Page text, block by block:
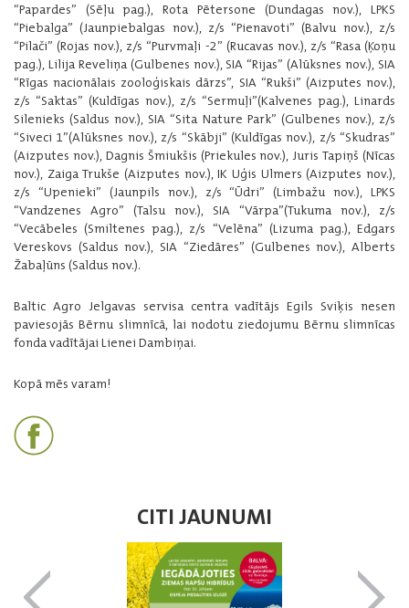
“Papardes” (Sēļu pag.), Rota Pētersone (Dundagas nov.), LPKS
“Piebalga” (Jaunpiebalgas nov.), z/s “Pienavoti” (Balvu nov.), z/s
“Pilači” (Rojas nov.), z/s “Purvmaļi -2” (Rucavas nov.), z/s “Rasa (Ķoņu
pag.), Lilija Reveliņa (Gulbenes nov.), SIA “Rijas” (Alūksnes nov.), SIA
“Rīgas nacionālais zooloģiskais dārzs”, SIA “Rukši” (Aizputes nov.),
z/s “Saktas” (Kuldīgas nov.), z/s “Sermuļi”(Kalvenes pag.), Linards
Silenieks (Saldus nov.), SIA “Sita Nature Park” (Gulbenes nov.), z/s
“Siveci 1”(Alūksnes nov.), z/s “Skābji” (Kuldīgas nov.), z/s “Skudras”
(Aizputes nov.), Dagnis Šmiukšis (Priekules nov.), Juris Tapiņš (Nīcas
nov.), Zaiga Trukše (Aizputes nov.), IK Uģis Ulmers (Aizputes nov.),
z/s “Upenieki” (Jaunpils nov.), z/s “Ūdri” (Limbažu nov.), LPKS
“Vandzenes Agro” (Talsu nov.), SIA “Vārpa”(Tukuma nov.), z/s
“Vecābeles (Smiltenes pag.), z/s “Velēna” (Lizuma pag.), Edgars
Vereskovs (Saldus nov.), SIA “Ziedāres” (Gulbenes nov.), Alberts
Žabaļūns (Saldus nov.).
Baltic Agro Jelgavas servisa centra vadītājs Egils Sviķis nesen
paviesojās Bērnu slimnīcā, lai nodotu ziedojumu Bērnu slimnīcas
fonda vadītājai Lienei Dambiņai.
Kopā mēs varam!
CITI JAUNUMI